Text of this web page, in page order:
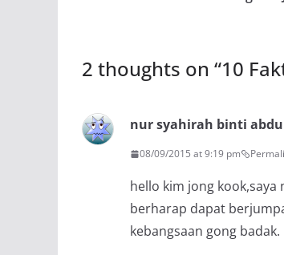
2 thoughts on “10
nur syahirah binti
08/09/2015 at 9:19 pm
hello kim jong
berharap dapat
kebangsaan gong badak.